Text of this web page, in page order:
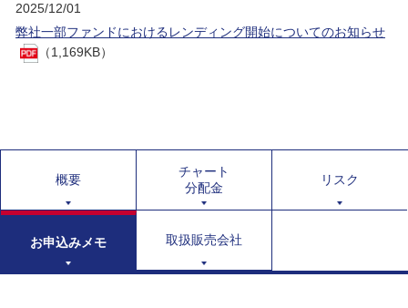
2025/12/01
弊社一部ファンドにおけるレンディング開始についてのお知らせ
（1,169KB）
概要
チャート
分配金
リスク
お申込みメモ 取扱販売会社